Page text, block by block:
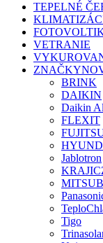
TEPELNÉ
VETRANIE
ZNAČKY
BRINK
DAIKIN
Daikin
FLEXIT
Jablotron
Tigo